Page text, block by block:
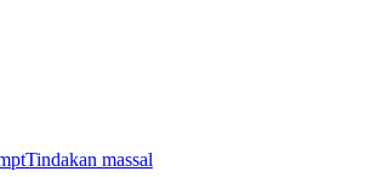
Tindakan massal